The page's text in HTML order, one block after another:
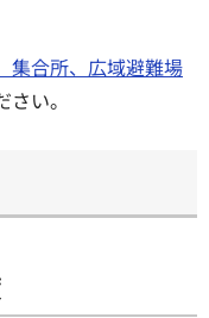
集合所、広域避難場
い。